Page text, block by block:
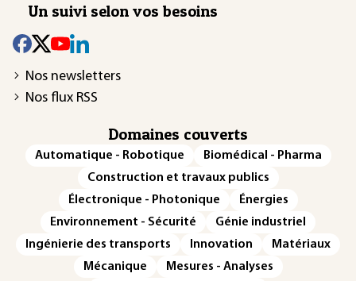
Un suivi selon vos besoins
Nos newsletters
Nos flux RSS
Domaines couverts
Automatique - Robotique
Biomédical - Pharma
Construction et travaux publics
Électronique - Photonique
Énergies
Environnement - Sécurité
Génie industriel
Ingénierie des transports
Innovation
Matériaux
Mécanique
Mesures - Analyses